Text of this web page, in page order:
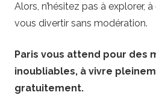
Alors, n’hésitez pas à explorer,
vous divertir sans modération.
Paris vous attend pour des
inoubliables, à vivre
gratuitement.